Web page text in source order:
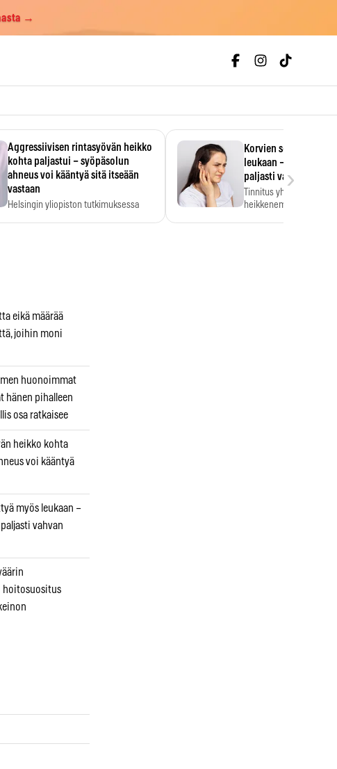
→
Aggressiivisen rintasyövän heikko
kohta paljastui – syöpäsolun
ahneus voi kääntyä sitä itseään
vastaan
Helsingin yliopiston tutkimuksessa
Korvien soiminen
leukaan – 47 349
paljasti vahvan
Tinnitus yhdistetään
heikkenemiseen.
›
eikä määrää
joihin moni
huonoimmat
hänen pihalleen
osa ratkaisee
heikko kohta
voi kääntyä
myös leukaan –
vahvan
hoitosuositus